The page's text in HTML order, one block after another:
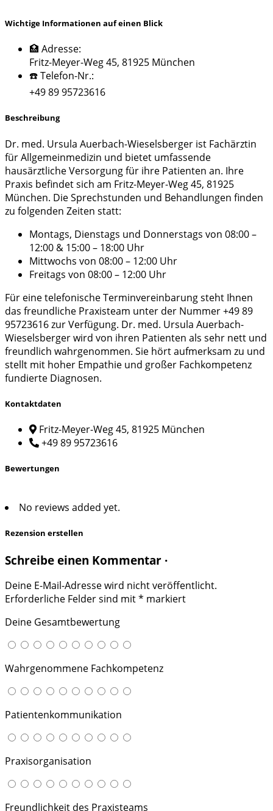
Wichtige Informationen auf einen Blick
🏥 Adresse:
Fritz-Meyer-Weg 45, 81925 München
☎️ Telefon-Nr.:
+49 89 95723616
Beschreibung
Dr. med. Ursula Auerbach-Wieselsberger ist Fachärztin
für Allgemeinmedizin und bietet umfassende
hausärztliche Versorgung für ihre Patienten an. Ihre
Praxis befindet sich am Fritz-Meyer-Weg 45, 81925
München. Die Sprechstunden und Behandlungen finden
zu folgenden Zeiten statt:
Montags, Dienstags und Donnerstags von 08:00 –
12:00 & 15:00 – 18:00 Uhr
Mittwochs von 08:00 – 12:00 Uhr
Freitags von 08:00 – 12:00 Uhr
Für eine telefonische Terminvereinbarung steht Ihnen
das freundliche Praxisteam unter der Nummer +49 89
95723616 zur Verfügung. Dr. med. Ursula Auerbach-
Wieselsberger wird von ihren Patienten als sehr nett und
freundlich wahrgenommen. Sie hört aufmerksam zu und
stellt mit hoher Empathie und großer Fachkompetenz
fundierte Diagnosen.
Kontaktdaten
Fritz-Meyer-Weg 45, 81925 München
+49 89 95723616
Bewertungen
No reviews added yet.
Rezension erstellen
Schreibe einen Kommentar ·
Deine E-Mail-Adresse wird nicht veröffentlicht.
Erforderliche Felder sind mit* markiert
Deine Gesamtbewertung
Wahrgenommene Fachkompetenz
Patientenkommunikation
Praxisorganisation
Freundlichkeit des Praxisteams